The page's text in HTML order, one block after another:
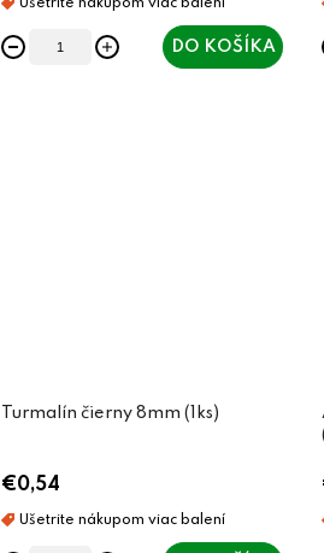
DO KOŠÍKA
Turmalín čierny 8mm (1ks)
€0,54